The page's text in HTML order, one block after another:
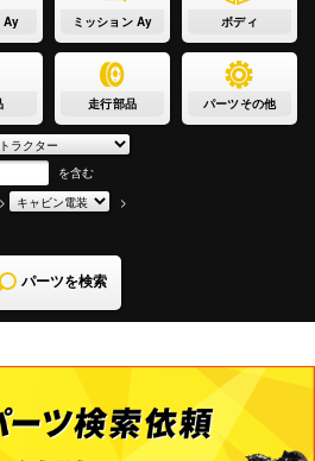
Ay ミッション Ay ボディ
走行部品 パーツその他
を含む
> >
パーツを検索